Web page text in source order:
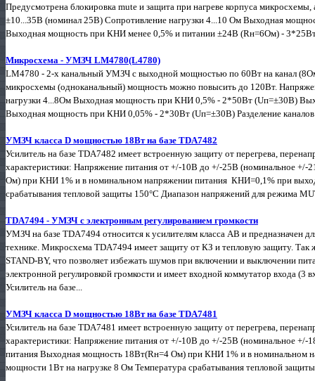
Предусмотрена блокировка mute и защита при нагреве корпуса
±10...35В (номинал 25В) Сопротивление нагрузки 4...10 Ом Выходная
Выходная мощность при КНИ менее 0,5% и питании ±24В (Rн=6Ом) -
Микросхема - УМЗЧ LM4780(L4780)
LM4780 - 2-х канальный УМЗЧ с выходной мощностью по 60Вт на канал
микросхемы (одноканальный) мощность можно повысить до 120Вт.
нагрузки 4...8Ом Выходная мощность при КНИ 0,5% - 2*50Вт (Uп=±30В)
Выходная мощность при КНИ 0,05% - 2*30Вт (Uп=±30В) Разделение
УМЗЧ класса D мощностью 18Вт на базе TDA7482
Усилитель на базе TDA7482 имеет встроенную защиту от перегрева,
характеристики: Напряжение питания от +/-10В до +/-25В (номинальное
Ом) при КНИ 1% и в номинальном напряжении питания КНИ=0,1% при
срабатывания тепловой защиты 150°С Диапазон напряжений для режима
TDA7494 - УМЗЧ с электронным регулированием громкости
УМЗЧ на базе TDA7494 относится к усилителям класса АВ и предназначен
технике. Микросхема TDA7494 имеет защиту от КЗ и тепловую защиту. Так
STAND-BY, что позволяет избежать шумов при включении и выключении
электронной регулировкой громкости и имеет входной коммутатор входа
Усилитель на базе...
УМЗЧ класса D мощностью 18Вт на базе TDA7481
Усилитель на базе TDA7481 имеет встроенную защиту от перегрева,
характеристики: Напряжение питания от +/-10В до +/-25В (номинальное +/-
питания Выходная мощность 18Вт(Rн=4 Ом) при КНИ 1% и в номинальном
мощности 1Вт на нагрузке 8 Ом Температура срабатывания тепловой